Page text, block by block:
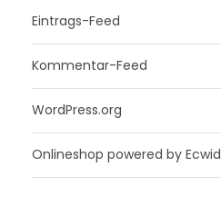
Eintrags-Feed
Kommentar-Feed
WordPress.org
Onlineshop powered by Ecwid